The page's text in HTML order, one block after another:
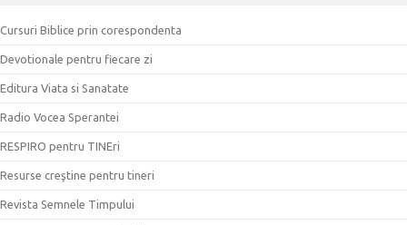
Cursuri Biblice prin corespondenta
Devotionale pentru fiecare zi
Editura Viata si Sanatate
Radio Vocea Sperantei
RESPIRO pentru TINEri
Resurse creştine pentru tineri
Revista Semnele Timpului